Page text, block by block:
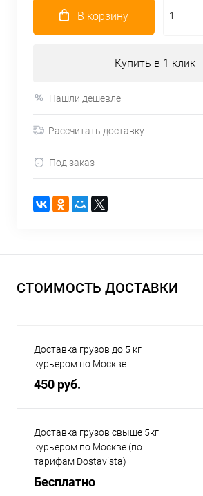
В корзину
Купить в 1 клик
Нашли дешевле
Рассчитать доставку
Под заказ
СТОИМОСТЬ ДОСТАВКИ
Доставка грузов до 5 кг
курьером по Москве
450 руб.
Доставка грузов свыше 5кг
курьером по Москве (по
тарифам Dostavista)
Бесплатно